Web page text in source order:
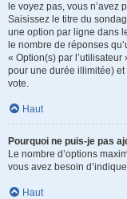
le voyez pas, vous
Saisissez le titre du
une option par ligne dans
le nombre de réponses
« Option(s) par
pour une durée illimitée)
vote.
Haut
Pourquoi ne puis-je pas
Le nombre d’options
vous avez besoin
Haut